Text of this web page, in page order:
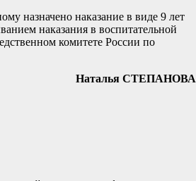
назначено наказание в виде 9 лет
наказания в воспитательной
комитете России по
Наталья СТЕПАНОВА